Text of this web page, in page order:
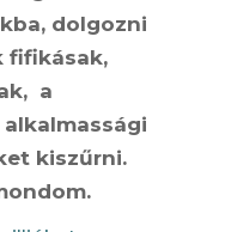
dolgozni
fifikásak,
a
kiszűrni.